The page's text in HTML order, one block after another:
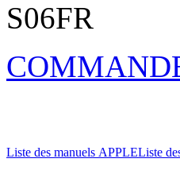
S06FR
Liste des manuels APPLEListe